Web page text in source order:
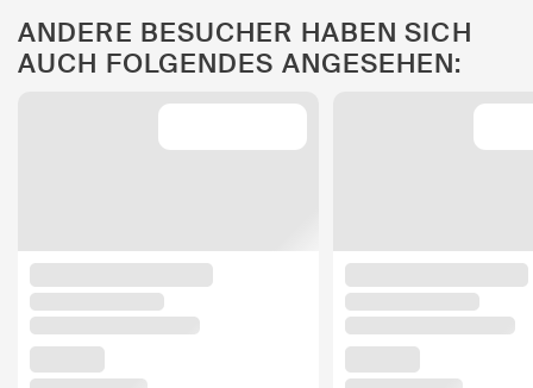
ANDERE BESUCHER HABEN SICH
AUCH FOLGENDES ANGESEHEN: